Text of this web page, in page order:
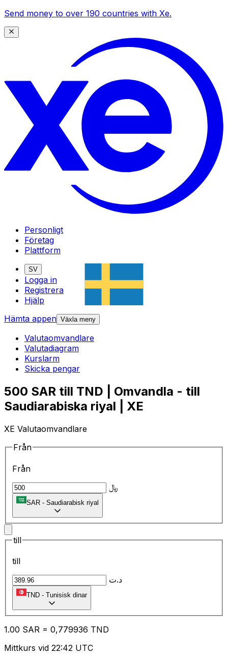
Send money to over 190 countries with Xe.
Personligt
Företag
Plattform
SV
Logga in
Registrera
Hjälp
Hämta appen Växla meny
Valutaomvandlare
Valutadiagram
Kurslarm
Skicka pengar
500 SAR till TND | Omvandla - till
Saudiarabiska riyal | XE
XE Valutaomvandlare
Från
Från
﷼
SAR - Saudiarabisk riyal
till
till
د.ت
TND - Tunisisk dinar
1.00 SAR = 0,779936 TND
Mittkurs vid 22:42 UTC